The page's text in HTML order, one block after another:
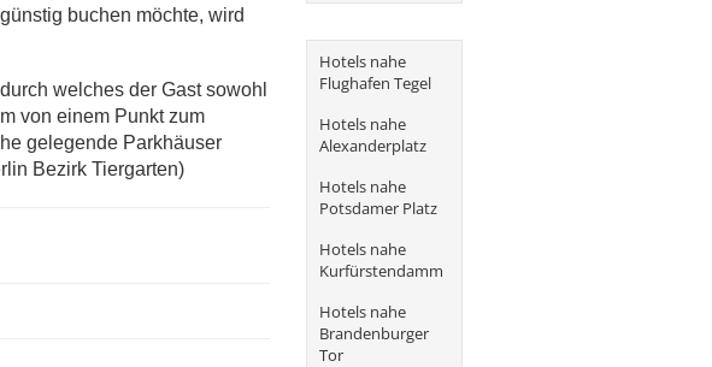
buchen möchte, wird
welches der Gast sowohl
von einem Punkt zum
gelegende Parkhäuser
Bezirk Tiergarten)
Hotels nahe
Flughafen Tegel
Hotels nahe
Alexanderplatz
Hotels nahe
Potsdamer Platz
Hotels nahe
Kurfürstendamm
Hotels nahe
Brandenburger
Tor